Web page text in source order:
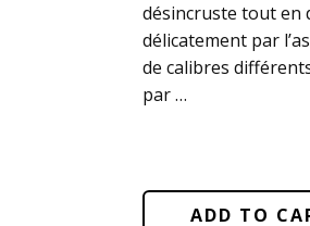
désincruste tout en
délicatement par
de calibres
par …
ADD TO